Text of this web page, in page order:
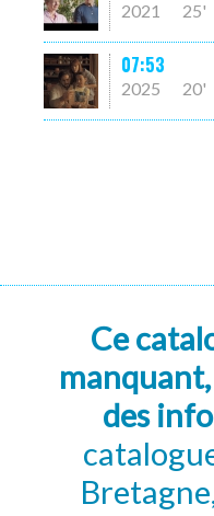
2021 25'
07:53
2025 20'
Ce
des